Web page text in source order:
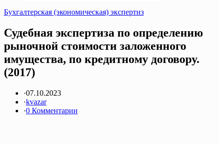
Бухгалтерская (экономическая) экспертиз
Судебная экспертиза по определению
рыночной стоимости заложенного
имущества, по кредитному договору.
(2017)
·07.10.2023
·kvazar
·0 Комментарии